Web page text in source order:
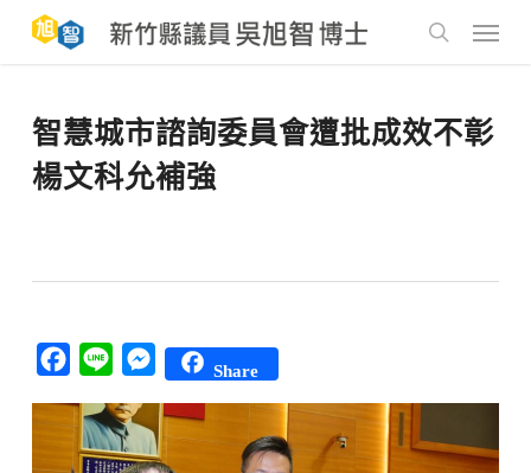
main
Menu
智慧城市諮詢委員會遭批成效不彰
楊文科允補強
Facebook
Line Messenger
Share